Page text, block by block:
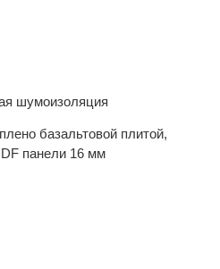
шумоизоляция
базальтовой плитой,
панели 16 мм